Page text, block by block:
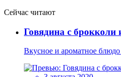
Сейчас читают
Говядина с брокколи
Вкусное и ароматное